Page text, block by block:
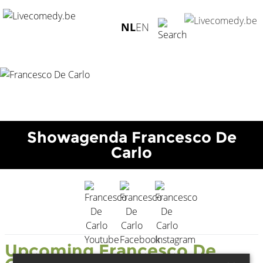
NLEN
Home/Agenda/
Showagenda Francesco De
Carlo
Upcoming Francesco De